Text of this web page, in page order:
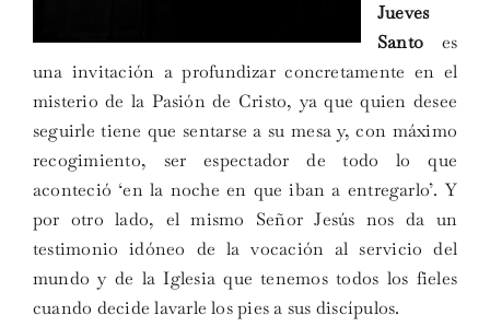
Jueves
Santo es
una invitación a profundizar concretamente en el
misterio de la Pasión de Cristo, ya que quien desee
seguirle tiene que sentarse a su mesa y, con máximo
recogimiento, ser espectador de todo lo que
aconteció ‘en la noche en que iban a entregarlo’. Y
por otro lado, el mismo Señor Jesús nos da un
testimonio idóneo de la vocación al servicio del
mundo y de la Iglesia que tenemos todos los fieles
cuando decide lavarle los piesa sus discípulos.